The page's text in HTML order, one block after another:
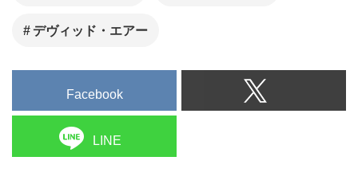
デヴィッド・エアー
Facebook
LINE